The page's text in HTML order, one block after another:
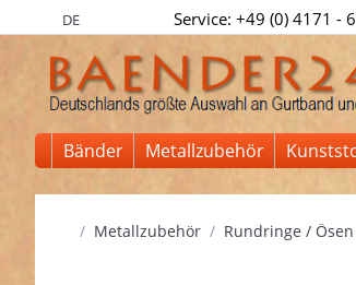
DE Service: +49 (0) 4171 -
Bänder Metallzubehör
Startseite
Metallzubehör Rundringe / Ösen